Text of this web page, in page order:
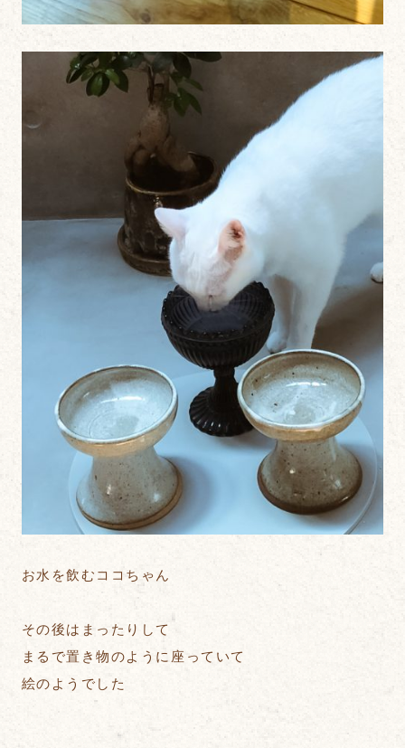
お水を飲むココちゃん
その後はまったりして
まるで置き物のように座っていて
絵のようでした